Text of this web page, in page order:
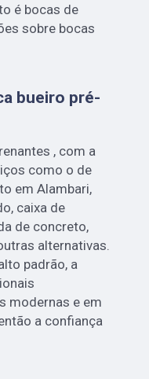
é bocas de
sobre bocas
bueiro pré-
, com a
como o de
em Alambari,
caixa de
de concreto,
alternativas.
padrão, a
modernas e em
a confiança